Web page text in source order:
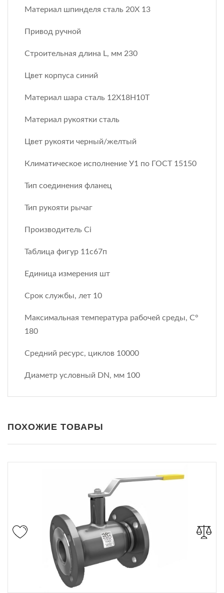
Материал шпинделя сталь 20Х 13
Привод ручной
Строительная длина L, мм 230
Цвет корпуса синий
Материал шара сталь 12Х18H10T
Материал рукоятки сталь
Цвет рукояти черный/желтый
Климатическое исполнение У1 по ГОСТ 15150
Тип соединения фланец
Тип рукояти рычаг
Производитель Ci
Таблица фигур 11с67п
Единица измерения шт
Срок службы, лет 10
Максимальная температура рабочей среды, С°
180
Средний ресурс, циклов 10000
Диаметр условный DN, мм 100
ПОХОЖИЕ ТОВАРЫ